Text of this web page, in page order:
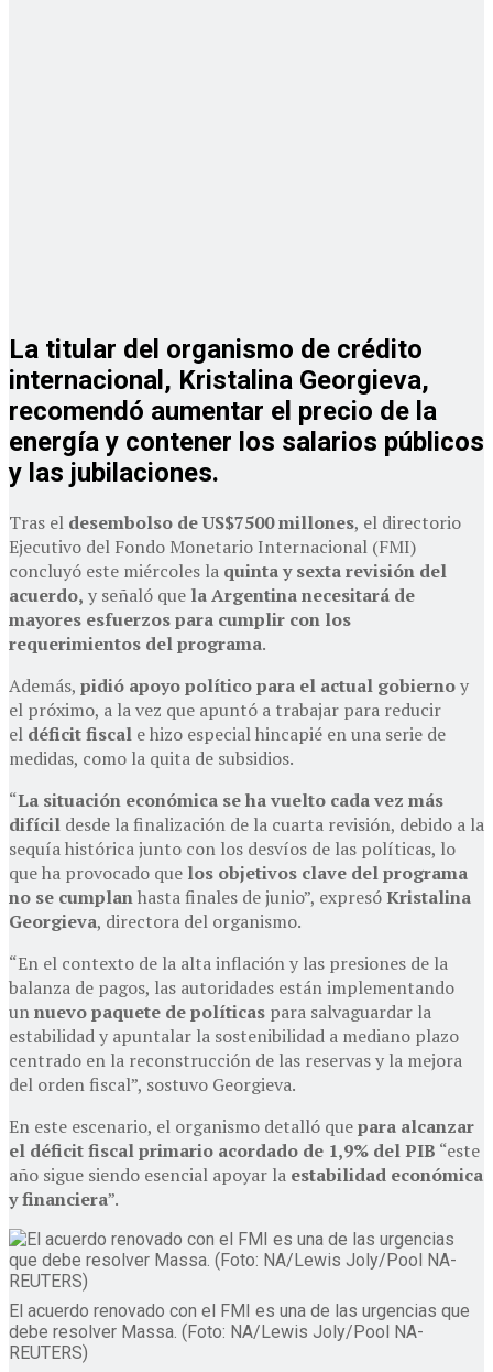
La titular del organismo de crédito
internacional, Kristalina Georgieva,
recomendó aumentar el precio de la
energía y contener los salarios públicos
y las jubilaciones.
Tras el desembolso de US$7500 millones, el directorio
Ejecutivo del Fondo Monetario Internacional (FMI)
concluyó este miércoles la quinta y sexta revisión del
acuerdo, y señaló que la Argentina necesitará de
mayores esfuerzos para cumplir con los
requerimientos del programa.
Además, pidió apoyo político para el actual gobiernoy
el próximo, a la vez que apuntó a trabajar para reducir
el déficit fiscal e hizo especial hincapié en una serie de
medidas, como la quita de subsidios.
“La situación económica se ha vuelto cada vez más
difícil desde la finalización de la cuarta revisión, debido a la
sequía histórica junto con los desvíos de las políticas, lo
que ha provocado que los objetivos clave del programa
no se cumplanhasta finales de junio”, expresóKristalina
Georgieva, directora del organismo.
“En el contexto de la alta inflación y las presiones de la
balanza de pagos, las autoridades están implementando
unnuevo paquete de políticas para salvaguardar la
estabilidad y apuntalar la sostenibilidad a mediano plazo
centrado en la reconstrucción de las reservas y la mejora
del orden fiscal”, sostuvo Georgieva.
En este escenario, el organismo detalló quepara alcanzar
el déficit fiscal primario acordado de 1,9% del PIB “este
año sigue siendo esencial apoyar la estabilidad económica
y financiera”.
El acuerdo renovado con el FMI es una de las urgencias que
debe resolver Massa. (Foto: NA/Lewis Joly/Pool NA-
REUTERS)